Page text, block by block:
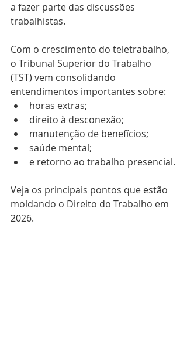
a fazer parte das discussões
trabalhistas.
Com o crescimento do teletrabalho,
o Tribunal Superior do Trabalho
(TST) vem consolidando
entendimentos importantes sobre:
horas extras;
direito à desconexão;
manutenção de benefícios;
saúde mental;
e retorno ao trabalho presencial.
Veja os principais pontos que estão
moldando o Direito do Trabalho em
2026.